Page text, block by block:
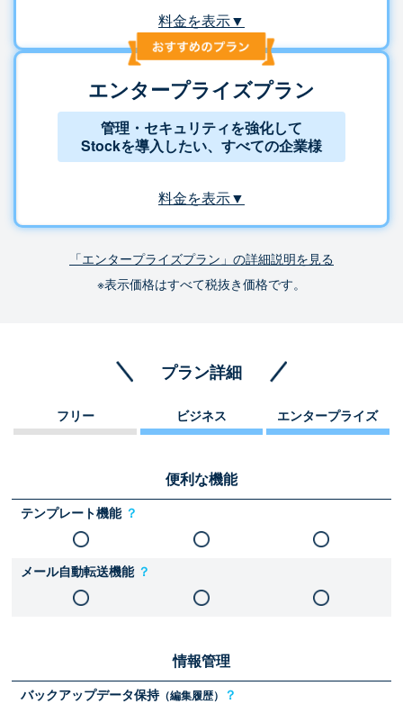
料金を表示▼
エンタープライズプラン
管理・セキュリティを強化して
Stockを導入したい、すべての企業様
料金を表示▼
「エンタープライズプラン」の詳細説明を見る
※表示価格はすべて税抜き価格です。
プラン詳細
フリー ビジネス エンタープライズ
便利な機能
テンプレート機能 ？
メール自動転送機能 ？
情報管理
バックアップデータ保持（編集履歴） ？